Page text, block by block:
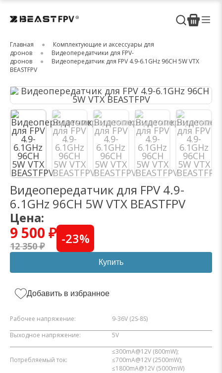
Главная
Комплектующие и аксессуары для
дронов
Видеопередатчики для FPV-
дронов
Видеопередатчик для FPV 4.9-6.1GHz 96CH 5W VTX
BEASTFPV
Видеопередатчик для FPV 4.9-
6.1GHz 96CH 5W VTX BEASTFPV
Цена:
9 500 ₽
12 350 ₽ -23%
Купить
Добавить в избранное
Рабочее напряжение:
9-36V (2S-8S)
Выходное напряжение:
5V
Потребляемый ток:
≤300mA@12V (800mW);
≤700mA@12V (2500mW);
≤1800mA@12V (5000mW)